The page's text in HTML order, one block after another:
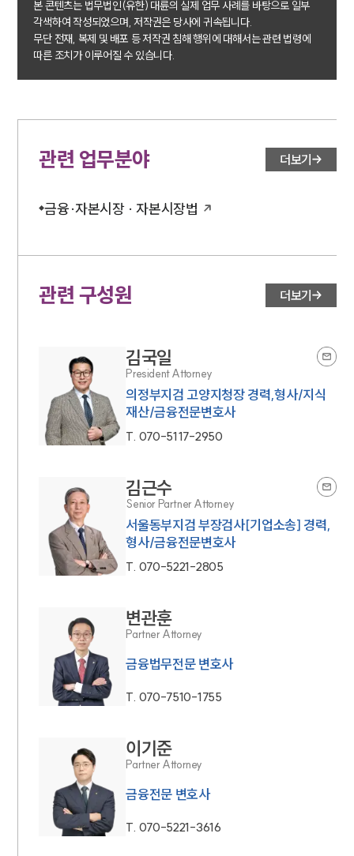
본 콘텐츠는 법무법인(유한) 대륜의 실제 업무 사례를 바탕으로 일부
각색하여 작성되었으며, 저작권은 당사에 귀속됩니다.
무단 전재, 복제 및 배포 등 저작권 침해 행위에 대해서는 관련 법령에
따른 조치가 이루어질 수 있습니다.
관련 업무분야 더보기
금융·자본시장 · 자본시장법
관련 구성원 더보기
김국일
President Attorney
의정부지검 고양지청장 경력,형사/지식
재산/금융전문변호사
T. 070-5117-2950
김근수
Senior Partner Attorney
서울동부지검 부장검사[기업소송] 경력,
형사/금융전문변호사
T. 070-5221-2805
변관훈
Partner Attorney
금융법무전문 변호사
T. 070-7510-1755
이기준
Partner Attorney
금융전문 변호사
T. 070-5221-3616